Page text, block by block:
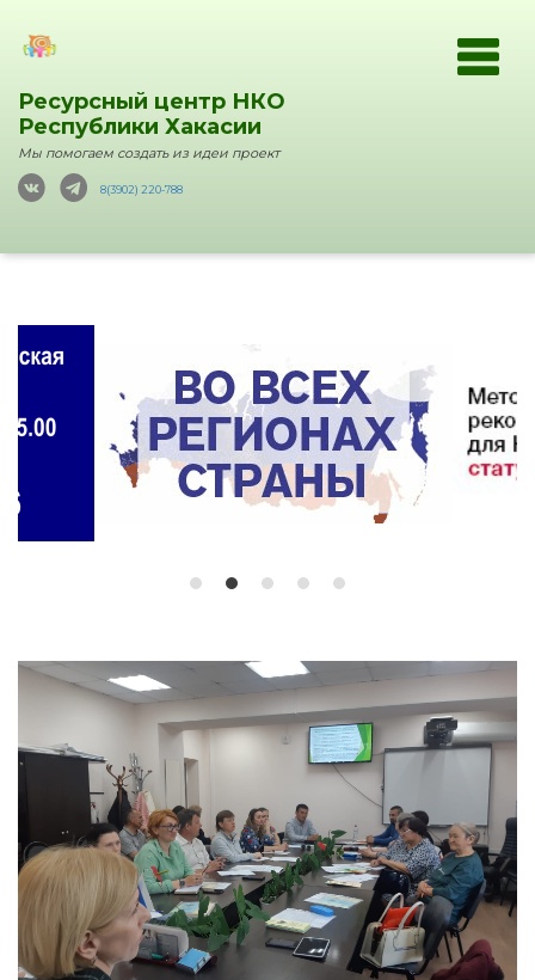
Ресурсный центр НКО
Республики Хакасии
Мы помогаем создать из идеи проект
8(3902) 220-788